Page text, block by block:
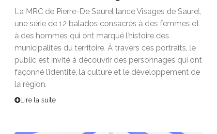
La MRC de Pierre-De Saurel lance Visages de Saurel,
une série de 12 balados consacrés à des femmes et
à des hommes qui ont marqué l’histoire des
municipalités du territoire. À travers ces portraits, le
public est invité à découvrir des personnages qui ont
façonné l’identité, la culture et le développement de
la région.
Lire la suite